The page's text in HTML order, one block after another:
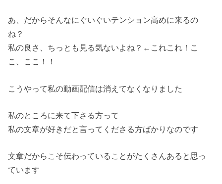
あ、だからそんなにぐいぐいテンション高めに来るの
ね？
私の良さ、ちっとも見る気ないよね？←これこれ！こ
こ、ここ！！
こうやって私の動画配信は消えてなくなりました
私のところに来て下さる方って
私の文章が好きだと言ってくださる方ばかりなのです
文章だからこそ伝わっていることがたくさんあると思っ
ています